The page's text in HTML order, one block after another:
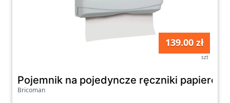
139.00 zł
szt
Pojemnik na pojedyncze ręczniki
Bricoman